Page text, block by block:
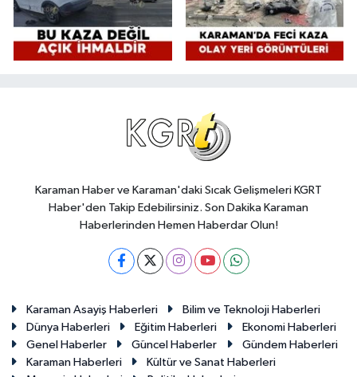
Karaman Haber ve Karaman'daki Sıcak Gelişmeleri KGRT
Haber'den Takip Edebilirsiniz. Son Dakika Karaman
Haberlerinden Hemen Haberdar Olun!
Karaman Asayiş Haberleri
Bilim ve Teknoloji Haberleri
Dünya Haberleri
Eğitim Haberleri
Ekonomi Haberleri
Genel Haberler
Güncel Haberler
Gündem Haberleri
Karaman Haberleri
Kültür ve Sanat Haberleri